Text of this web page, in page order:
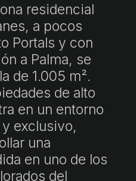
residencial
a pocos
Portals y con
a Palma, se
de 1.005 m².
de alto
en un entorno
exclusivo,
una
en uno de los
del